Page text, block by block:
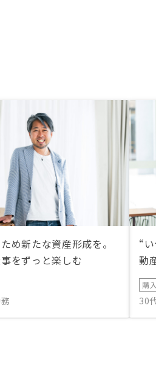
め新たな資産形成を。
をずっと楽しむ
“
動
購
30